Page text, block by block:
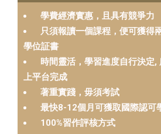
學費經濟實惠，且具有競爭力
只須報讀一個課程，便可獲得
學位証書
時間靈活，學習進度自行決定,
上平台完成
著重實踐，毋須考試
最快8-12個月可獲取國際認可
100%習作評核方式